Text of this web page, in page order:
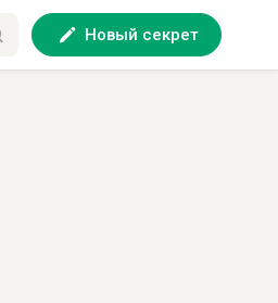
Новый секрет